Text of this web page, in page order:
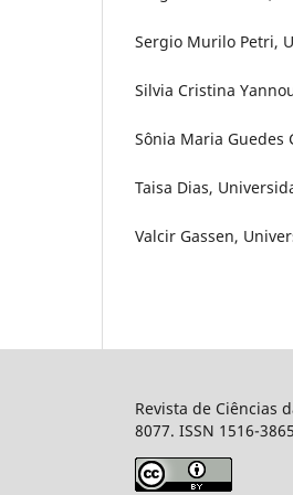
Sergio Murilo Petri,
Silvia Cristina
Sônia Maria Guedes
Taisa Dias,
Valcir Gassen,
Revista de Ciências
8077. ISSN 1516-